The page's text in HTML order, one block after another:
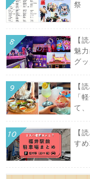
祭
【
魅
グ
【
「
て
【
す